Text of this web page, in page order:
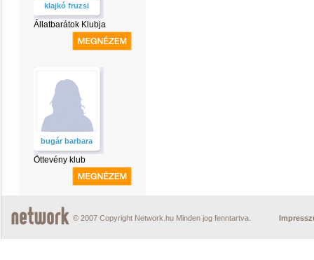
klajkó fruzsi
Állatbarátok Klubja
bugár barbara
Öttevény klub
© 2007 Copyright Network.hu Minden jog fenntartva.